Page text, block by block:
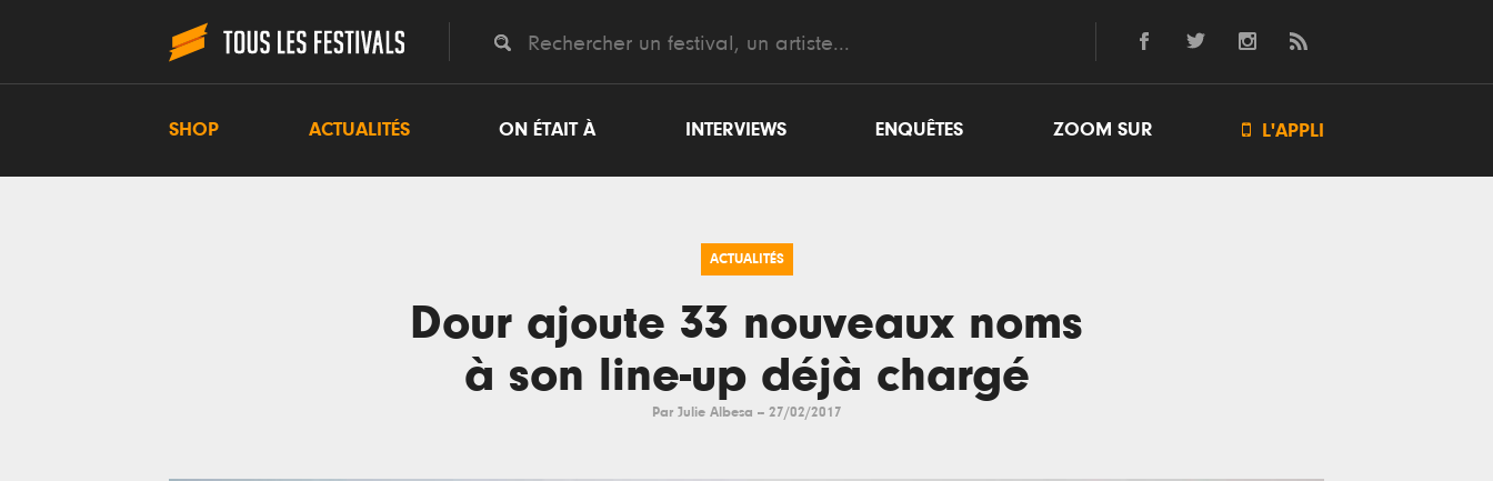
SHOP ACTUALITÉS ON ÉTAIT À INTERVIEWS ENQUÊTES ZOOM SUR  L'APPLI
ACTUALITÉS
Dour ajoute 33 nouveaux noms
à son line-up déjà chargé
Par Julie Albesa -- 27/02/2017